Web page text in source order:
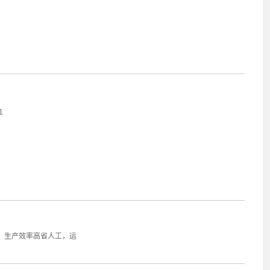
生产效率高省人工，运